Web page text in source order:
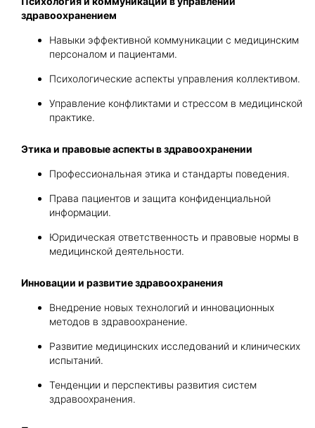
здравоохранением
Навыки эффективной коммуникации с медицинским
персоналом и пациентами.
Психологические аспекты управления коллективом.
Управление конфликтами и стрессом в медицинской
практике.
Этика и правовые аспекты в здравоохранении
Профессиональная этика и стандарты поведения.
Права пациентов и защита конфиденциальной
информации.
Юридическая ответственность и правовые нормы в
медицинской деятельности.
Инновации и развитие здравоохранения
Внедрение новых технологий и инновационных
методов в здравоохранение.
Развитие медицинских исследований и клинических
испытаний.
Тенденции и перспективы развития систем
здравоохранения.